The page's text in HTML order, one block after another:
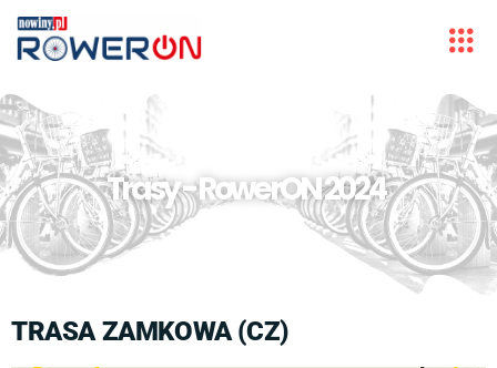
Trasy - RowerON 2024
TRASA ZAMKOWA (CZ)